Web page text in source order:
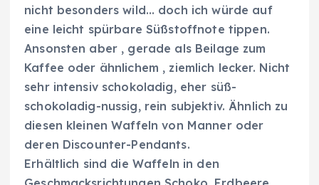
nicht besonders wild… doch ich würde auf
eine leicht spürbare Süßstoffnote tippen.
Ansonsten aber , gerade als Beilage zum
Kaffee oder ähnlichem , ziemlich lecker. Nicht
sehr intensiv schokoladig, eher süß-
schokoladig-nussig, rein subjektiv. Ähnlich zu
diesen kleinen Waffeln von Manner oder
deren Discounter-Pendants.
Erhältlich sind die Waffeln in den